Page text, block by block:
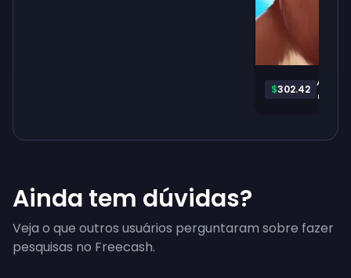
$302.42
Ainda tem dúvidas?
Veja o que outros usuários perguntaram sobre fazer
pesquisas no Freecash.